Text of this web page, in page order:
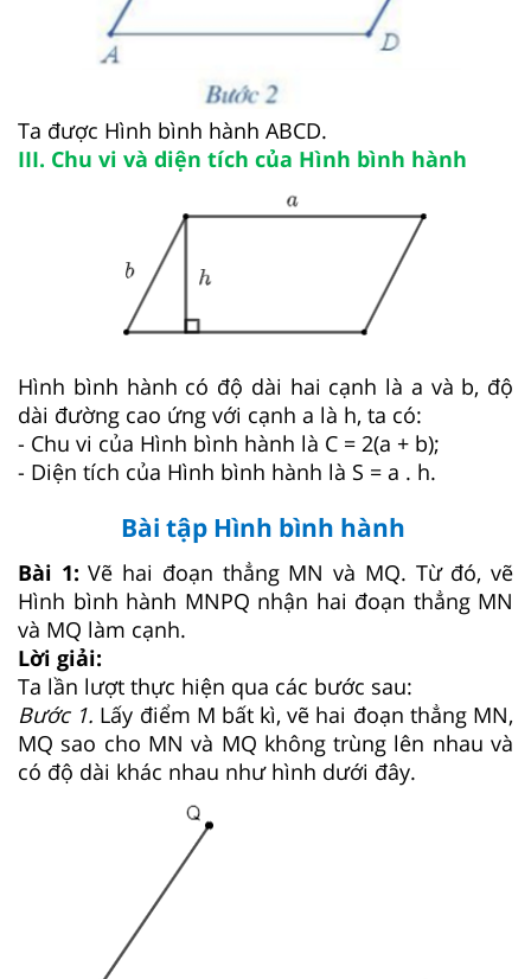
Ta được Hình bình hành ABCD.
III. Chu vi và diện tích của Hình bình hành
Hình bình hành có độ dài hai cạnh là a và b, độ
dài đường cao ứng với cạnh a là h, ta có:
- Chu vi của Hình bình hành là C = 2(a + b);
- Diện tích của Hình bình hành là S = a . h.
Bài tập Hình bình hành
Bài 1: Vẽ hai đoạn thẳng MN và MQ. Từ đó, vẽ
Hình bình hành MNPQ nhận hai đoạn thẳng MN
và MQ làm cạnh.
Lời giải:
Ta lần lượt thực hiện qua các bước sau:
Bước 1. Lấy điểm M bất kì, vẽ hai đoạn thẳng MN,
MQ sao cho MN và MQ không trùng lên nhau và
có độ dài khác nhau như hình dưới đây.